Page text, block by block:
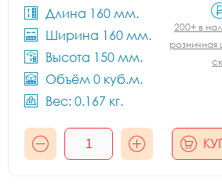
Длина 160 мм.
Ширина 160 мм.
Высота 150 мм.
Объём 0 куб.м.
Вес: 0.167 кг.
200+ в
розничная